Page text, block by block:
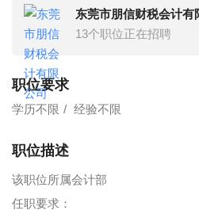
东莞市朋信财税会计有
13个职位正在招聘
职位要求
学历不限 经验不限
职位描述
该职位所属会计部
任职要求：